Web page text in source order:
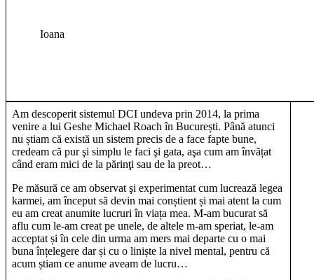
Ioana
Am descoperit sistemul DCI undeva prin 2014, la prima
venire a lui Geshe Michael Roach în București. Până atunci
nu știam că există un sistem precis de a face fapte bune,
credeam că pur şi simplu le faci şi gata, aşa cum am învățat
când eram mici de la părinţi sau de la preot…
Pe măsură ce am observat şi experimentat cum lucrează legea
karmei, am început să devin mai conștient și mai atent la cum
eu am creat anumite lucruri în viața mea. M-am bucurat să
aflu cum le-am creat pe unele, de altele m-am speriat, le-am
acceptat și în cele din urma am mers mai departe cu o mai
buna înțelegere dar și cu o liniște la nivel mental, pentru că
acum știam ce anume aveam de lucru…